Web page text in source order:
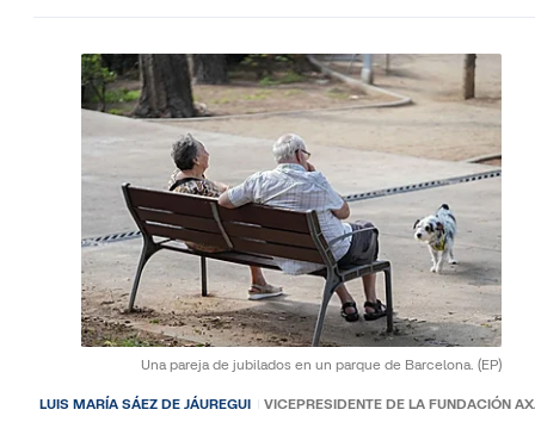
Una pareja de jubilados en un parque de Barcelona. (EP)
LUIS MARÍA SÁEZ DE JÁUREGUI VICEPRESIDENTE DE LA FUNDACIÓN